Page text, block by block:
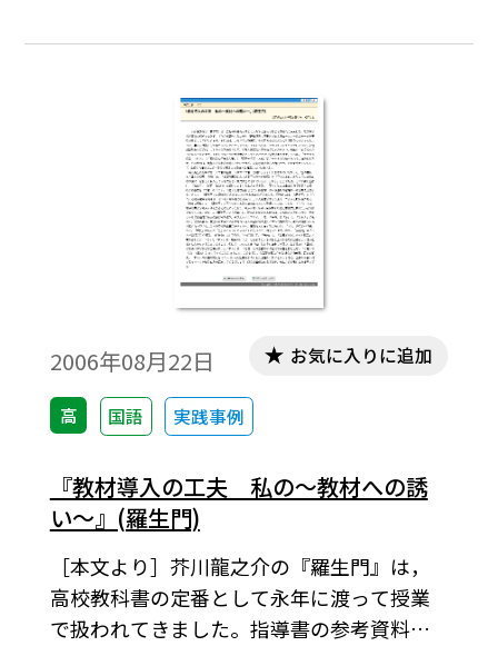
も生まれてくると、述べています。
2006年08月22日
高 国語 実践事例
お気に入りに追加
『教材導入の工夫 私の～教材への誘
い～』(羅生門)
［本文より］芥川龍之介の『羅生門』は，
高校教科書の定番として永年に渡って授業
で扱われてきました。指導書の参考資料の